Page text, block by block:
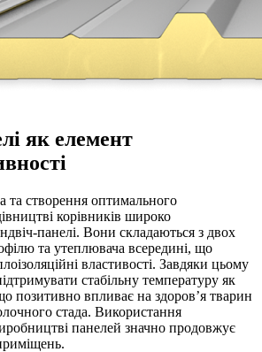
як елемент
та створення оптимального
корівників широко
панелі. Вони складаються з двох
та утеплювача всередині, що
властивості. Завдяки цьому
стабільну температуру як
позитивно впливає на здоров’я тварин
стада. Використання
панелей значно продовжує